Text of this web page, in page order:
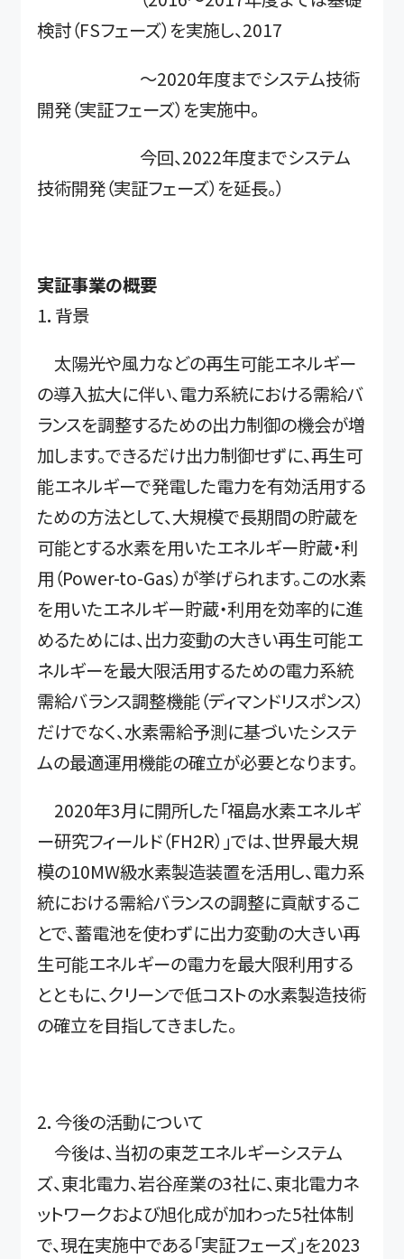
検討（FSフェーズ）を実施し、2017
～2020年度までシステム技術
開発（実証フェーズ）を実施中。
今回、2022年度までシステム
技術開発（実証フェーズ）を延長。）
実証事業の概要
1．背景
太陽光や風力などの再生可能エネルギー
の導入拡大に伴い、電力系統における需給バ
ランスを調整するための出力制御の機会が増
加します。できるだけ出力制御せずに、再生可
能エネルギーで発電した電力を有効活用する
ための方法として、大規模で長期間の貯蔵を
可能とする水素を用いたエネルギー貯蔵・利
用（Power-to-Gas）が挙げられます。この水素
を用いたエネルギー貯蔵・利用を効率的に進
めるためには、出力変動の大きい再生可能エ
ネルギーを最大限活用するための電力系統
需給バランス調整機能（ディマンドリスポンス）
だけでなく、水素需給予測に基づいたシステ
ムの最適運用機能の確立が必要となります。
2020年3月に開所した「福島水素エネルギ
ー研究フィールド（FH2R）」では、世界最大規
模の10MW級水素製造装置を活用し、電力系
統における需給バランスの調整に貢献するこ
とで、蓄電池を使わずに出力変動の大きい再
生可能エネルギーの電力を最大限利用する
とともに、クリーンで低コストの水素製造技術
の確立を目指してきました。
2．今後の活動について
今後は、当初の東芝エネルギーシステム
ズ、東北電力、岩谷産業の3社に、東北電力ネ
ットワークおよび旭化成が加わった5社体制
で、現在実施中である「実証フェーズ」を2023